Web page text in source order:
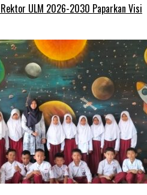
ULM 2026-2030 Paparkan Visi